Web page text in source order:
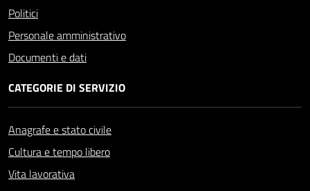
Politici
Personale amministrativo
Documenti e dati
CATEGORIE DI SERVIZIO
Anagrafe e stato civile
Cultura e tempo libero
Vita lavorativa